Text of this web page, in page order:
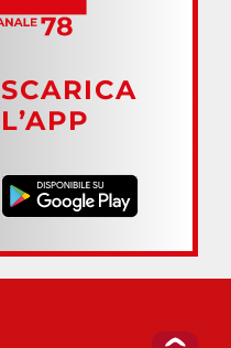
SCARICA
L’APP